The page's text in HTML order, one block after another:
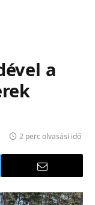
a
2 perc olvasási idő